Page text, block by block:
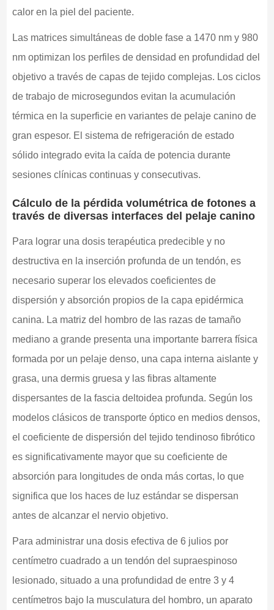
calor en la piel del paciente.
Las matrices simultáneas de doble fase a 1470 nm y 980
nm optimizan los perfiles de densidad en profundidad del
objetivo a través de capas de tejido complejas. Los ciclos
de trabajo de microsegundos evitan la acumulación
térmica en la superficie en variantes de pelaje canino de
gran espesor. El sistema de refrigeración de estado
sólido integrado evita la caída de potencia durante
sesiones clínicas continuas y consecutivas.
Cálculo de la pérdida volumétrica de fotones a
través de diversas interfaces del pelaje canino
Para lograr una dosis terapéutica predecible y no
destructiva en la inserción profunda de un tendón, es
necesario superar los elevados coeficientes de
dispersión y absorción propios de la capa epidérmica
canina. La matriz del hombro de las razas de tamaño
mediano a grande presenta una importante barrera física
formada por un pelaje denso, una capa interna aislante y
grasa, una dermis gruesa y las fibras altamente
dispersantes de la fascia deltoidea profunda. Según los
modelos clásicos de transporte óptico en medios densos,
el coeficiente de dispersión del tejido tendinoso fibrótico
es significativamente mayor que su coeficiente de
absorción para longitudes de onda más cortas, lo que
significa que los haces de luz estándar se dispersan
antes de alcanzar el nervio objetivo.
Para administrar una dosis efectiva de 6 julios por
centímetro cuadrado a un tendón del supraespinoso
lesionado, situado a una profundidad de entre 3 y 4
centímetros bajo la musculatura del hombro, un aparato